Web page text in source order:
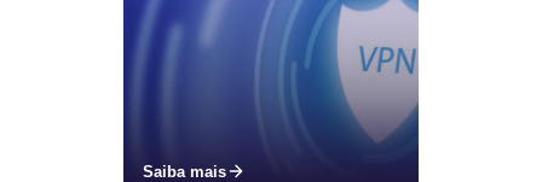
Saiba mais